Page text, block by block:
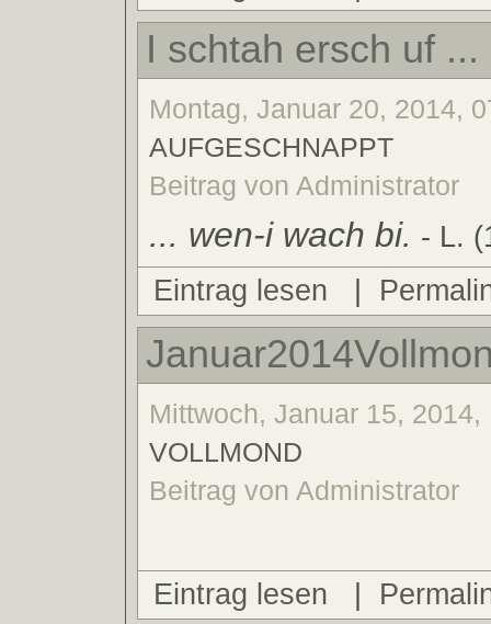
I schtah ersch uf ...
Montag, Januar 20, 2014,
AUFGESCHNAPPT
Beitrag von Administrator
... wen-i wach bi. - L.
Eintrag lesen
|
Mittwoch, Januar 15, 2014,
VOLLMOND
Beitrag von Administrator
Eintrag lesen |